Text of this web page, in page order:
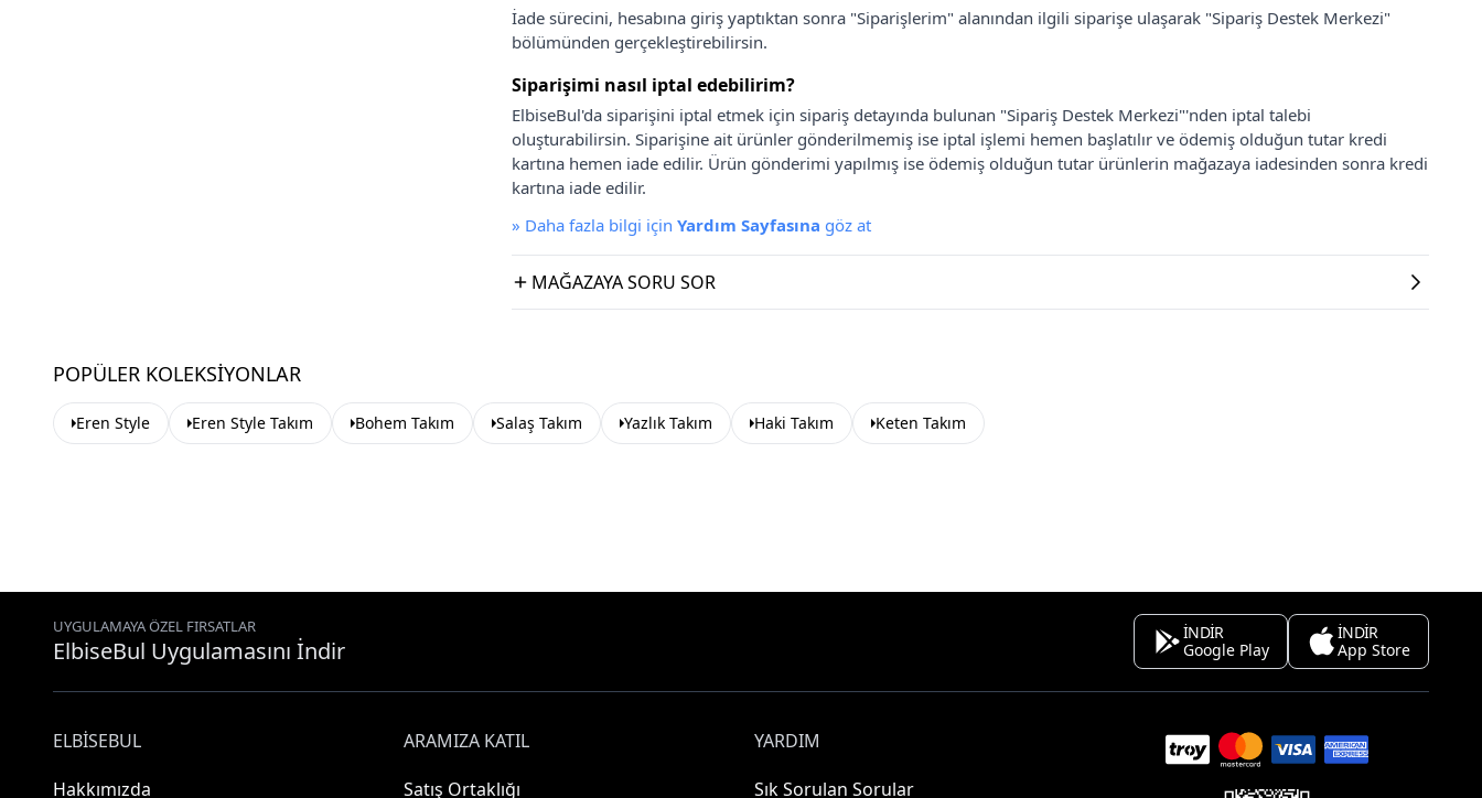
İade sürecini, hesabına giriş yaptıktan sonra "Siparişlerim" alanından ilgili siparişe ulaşarak "Sipariş Destek Merkezi"
bölümünden gerçekleştirebilirsin.
Siparişimi nasıl iptal edebilirim?
ElbiseBul'da siparişini iptal etmek için sipariş detayında bulunan "Sipariş Destek Merkezi"'nden iptal talebi
oluşturabilirsin. Siparişine ait ürünler gönderilmemiş ise iptal işlemi hemen başlatılır ve ödemiş olduğun tutar kredi
kartına hemen iade edilir. Ürün gönderimi yapılmış ise ödemiş olduğun tutar ürünlerin mağazaya iadesinden sonra kredi
kartına iade edilir.
» Daha fazla bilgi için Yardım Sayfasına göz at
MAĞAZAYA SORU SOR
POPÜLER KOLEKSIYONLAR
Eren Style Eren Style Takım Bohem Takım Salaş Takım Yazlık Takım Haki Takım Keten Takım
UYGULAMAYA ÖZEL FIRSATLAR
ElbiseBul Uygulamasını İndir
İNDİR
Google Play
İNDİR
App Store
ELBISEBUL
Hakkımızda
ARAMIZA KATIL
Satış Ortaklığı
YARDIM
Sık Sorulan Sorular